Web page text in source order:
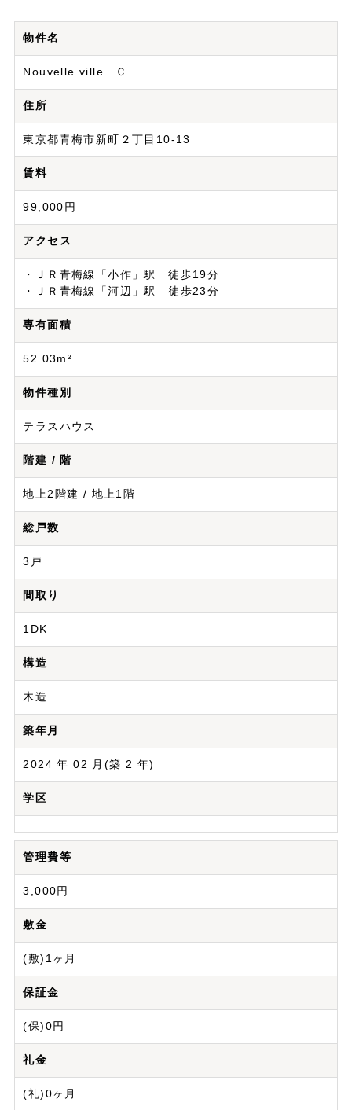
物件名
Nouvelle ville Ｃ
住所
東京都青梅市新町２丁目10-13
賃料
99,000円
アクセス
・ＪＲ青梅線「小作」駅 徒歩19分
・ＪＲ青梅線「河辺」駅 徒歩23分
専有面積
52.03m²
物件種別
テラスハウス
階建 / 階
地上2階建 / 地上1階
総戸数
3戸
間取り
1DK
構造
木造
築年月
2024 年 02 月(築 2 年)
学区
管理費等
3,000円
敷金
(敷)1ヶ月
保証金
(保)0円
礼金
(礼)0ヶ月